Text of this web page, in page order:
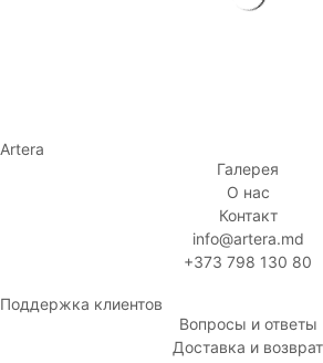
Artera
Галерея
О нас
Контакт
info@artera.md
+373 798 130 80
Поддержка клиентов
Вопросы и ответы
Доставка и возврат